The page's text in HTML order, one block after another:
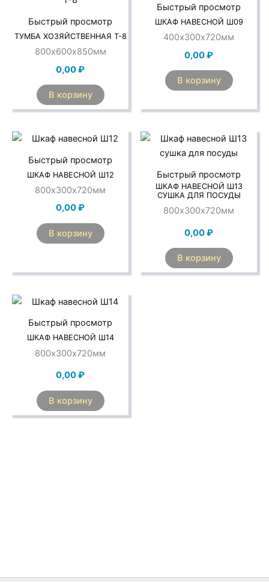
Быстрый просмотр
ТУМБА ХОЗЯЙСТВЕННАЯ Т-8
800х600х850мм
0,00₽
В корзину
Быстрый просмотр
ШКАФ НАВЕСНОЙ Ш09
400х300х720мм
0,00₽
В корзину
Быстрый просмотр
ШКАФ НАВЕСНОЙ Ш12
800х300х720мм
0,00₽
В корзину
Быстрый просмотр
ШКАФ НАВЕСНОЙ Ш13
СУШКА ДЛЯ ПОСУДЫ
800х300х720мм
0,00₽
В корзину
Быстрый просмотр
ШКАФ НАВЕСНОЙ Ш14
800х300х720мм
0,00₽
В корзину